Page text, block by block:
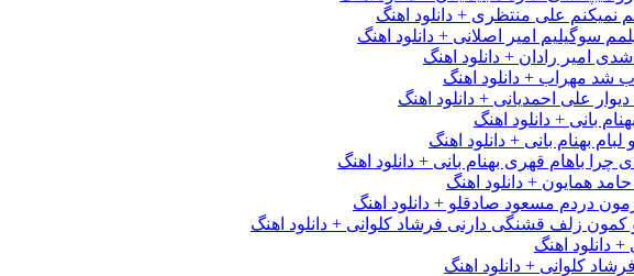
نمیکنم علی منتظری + دانلود اهنگ
سوگیلیم امیر اصلانی + دانلود اهنگ
امیر رادان + دانلود اهنگ
شد مهراب + دانلود اهنگ
علی احمدیانی + دانلود اهنگ
بانی + دانلود اهنگ
بهنام بانی + دانلود اهنگ
باهام قهری بهنام بانی + دانلود اهنگ
همایون + دانلود اهنگ
دردم مسعود صادقلو + دانلود اهنگ
زلف قشنگی دارنی فرشاد کلوانی + دانلود اهنگ
دانلود اهنگ
کلوانی + دانلود اهنگ